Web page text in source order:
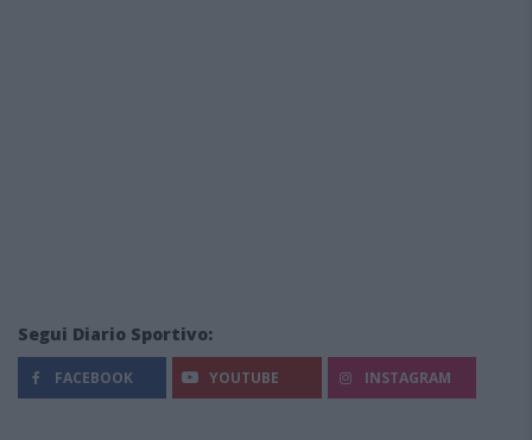
Segui Diario Sportivo:
FACEBOOK YOUTUBE INSTAGRAM